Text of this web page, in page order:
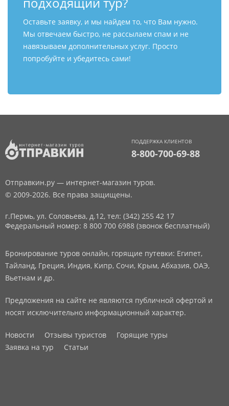
Оставьте заявку, и мы найдем то, что Вам нужно.
Мы отвечаем быстро, не рассылаем спам и не
навязываем дополнительных услуг. Просто
попробуйте и убедитесь сами!
ПОДДЕРЖКА КЛИЕНТОВ
8-800-700-69-88
Отправкин.ру — интернет-магазин туров.
© 2009-2026. Все права защищены.
г.Пермь, ул. Соловьева, д.12, тел: (342) 255 42 17
Федеральный номер: 8 800 700 6988 (звонок бесплатный)
Бронирование туров онлайн, горящие путевки: Египет,
Тайланд, Греция, Индия, Кипр, Сочи, Крым, Абхазия, ОАЭ,
Вьетнам и др.
Предложения на сайте не являются публичной офертой и
носят исключительно информационный характер.
Новости Отзывы туристов
Горящие туры
Заявка на тур
Статьи